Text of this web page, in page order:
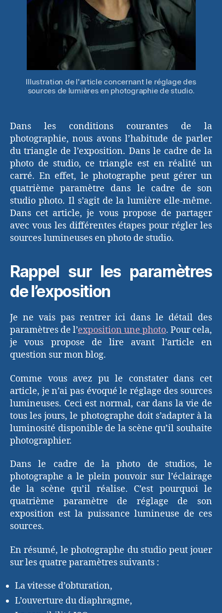
Illustration de l'article concernant le réglage des
sources de lumières en photographie de studio.
Dans les conditions courantes de la
photographie, nous avons l’habitude de parler
du triangle de l’exposition. Dans le cadre de la
photo de studio, ce triangle est en réalité un
carré. En effet, le photographe peut gérer un
quatrième paramètre dans le cadre de son
studio photo. Il s’agit de la lumière elle-même.
Dans cet article, je vous propose de partager
avec vous les différentes étapes pour régler les
sources lumineuses en photo de studio.
Rappel sur les paramètres
de l’exposition
Je ne vais pas rentrer ici dans le détail des
paramètres de l’exposition une photo. Pour cela,
je vous propose de lire avant l’article en
question sur mon blog.
Comme vous avez pu le constater dans cet
article, je n’ai pas évoqué le réglage des sources
lumineuses. Ceci est normal, car dans la vie de
tous les jours, le photographe doit s’adapter à la
luminosité disponible de la scène qu’il souhaite
photographier.
Dans le cadre de la photo de studios, le
photographe a le plein pouvoir sur l’éclairage
de la scène qu’il réalise. C’est pourquoi le
quatrième paramètre de réglage de son
exposition est la puissance lumineuse de ces
sources.
En résumé, le photographe du studio peut jouer
sur les quatre paramètres suivants :
La vitesse d’obturation,
L’ouverture du diaphragme,